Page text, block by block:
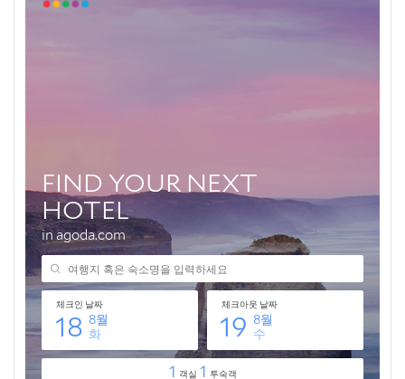
💸 넷플릭스·유튜브·ChatGPT, 제값 내지 말고 할인해서 쓰세
요
마무리 및 팁: 잊지 못할 추억을 만드는 마지막 조언
여행을 더욱 풍성하게 만드는 추가 팁!
🎁 요즘 다들 사는 “가성비 꿀템” 먼저 보고 가세요
💸 넷플릭스·유튜브·ChatGPT, 제값 내지 말고 할인해서 쓰세